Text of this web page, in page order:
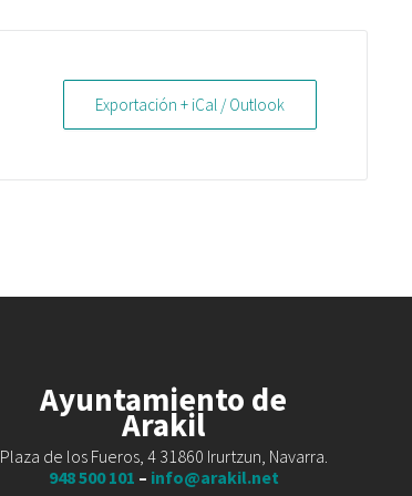
Exportación + iCal / Outlook
Ayuntamiento de
Arakil
Plaza de los Fueros, 4 31860 Irurtzun, Navarra.
948 500 101 – info@arakil.net